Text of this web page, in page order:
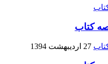
کتاب
27 اردیبهشت 1394